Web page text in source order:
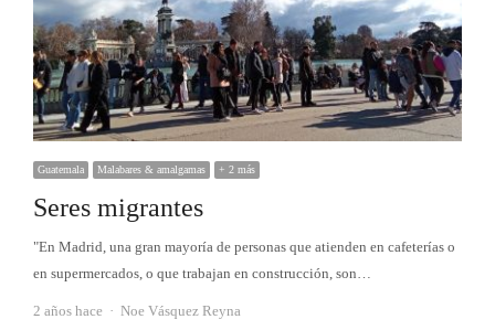
Guatemala Malabares & amalgamas + 2 más
Seres migrantes
"En Madrid, una gran mayoría de personas que atienden en cafeterías o
en supermercados, o que trabajan en construcción, son…
2 años hace Autor
Noe Vásquez Reyna